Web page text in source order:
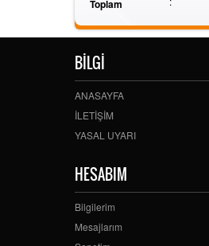
Toplam
BİLGİ
ANASAYFA
İLETİŞİM
YASAL UYARI
HESABIM
Bilgilerim
Mesajlarım